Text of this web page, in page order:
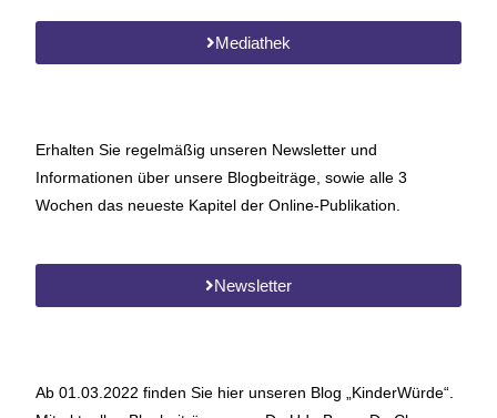
Mediathek
Erhalten Sie regelmäßig unseren Newsletter und
Informationen über unsere Blogbeiträge, sowie alle 3
Wochen das neueste Kapitel der Online-Publikation.
Newsletter
Ab 01.03.2022 finden Sie hier unseren Blog „KinderWürde“.